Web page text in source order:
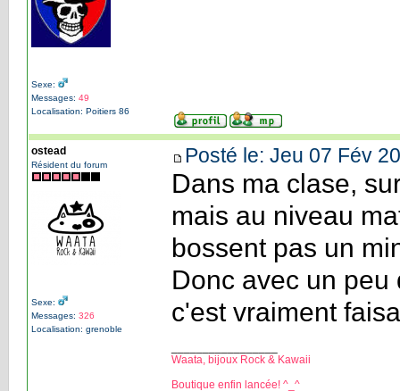
Sexe:
Messages: 49
Localisation: Poitiers 86
ostead
Résident du forum
Sexe:
Messages: 326
Localisation: grenoble
Posté le: Jeu 07 Fév
Dans ma clase,
mais au niveau
bossent pas un
Donc avec un
c'est vraiment
Waata, bijoux Rock & Kawaii
Boutique enfin lancée! ^_^